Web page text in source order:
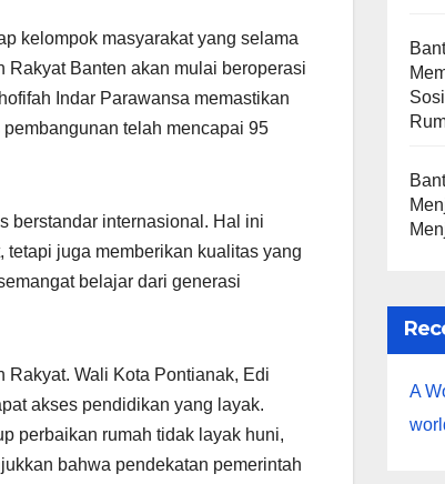
kelompok masyarakat yang selama
Rakyat Banten akan mulai beroperasi
Indar Parawansa memastikan
telah mencapai 95
berstandar internasional. Hal ini
juga memberikan kualitas yang
belajar dari generasi
Wali Kota Pontianak, Edi
akses pendidikan yang layak.
perbaikan rumah tidak layak huni,
bahwa pendekatan pemerintah
A